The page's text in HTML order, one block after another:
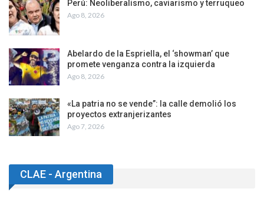
Perú: Neoliberalismo, caviarismo y terruqueo
Ago 8, 2026
Abelardo de la Espriella, el ‘showman’ que
promete venganza contra la izquierda
Ago 8, 2026
«La patria no se vende”: la calle demolió los
proyectos extranjerizantes
Ago 7, 2026
CLAE - Argentina